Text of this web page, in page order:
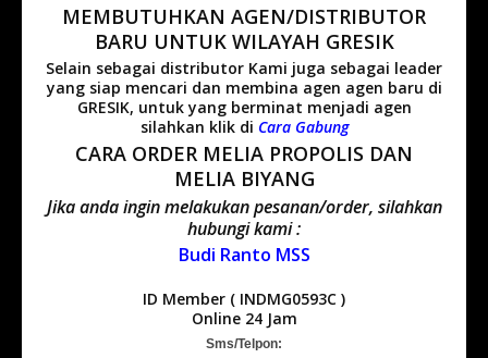
MEMBUTUHKAN AGEN/DISTRIBUTOR
BARU UNTUK WILAYAH GRESIK
Selain sebagai distributor Kami juga sebagai leader
yang siap mencari dan membina agen agen baru di
GRESIK, untuk yang berminat menjadi agen
silahkan klik di Cara Gabung
CARA ORDER MELIA PROPOLIS DAN
MELIA BIYANG
Jika anda ingin melakukan pesanan/order, silahkan
hubungi kami :
Budi Ranto MSS
ID Member ( INDMG0593C )
Online 24 Jam
Sms/Telpon: